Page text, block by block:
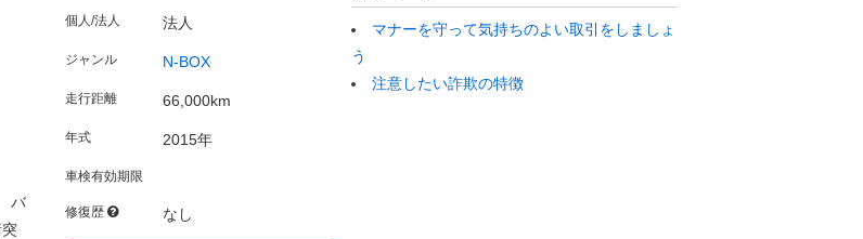
バ
個人/法人 法人
ジャンル N-BOX
走行距離 66,000km
年式 2015年
車検有効期限
修復歴 なし
マナーを守って気持ちのよい取引をしましょ
う
注意したい詐欺の特徴